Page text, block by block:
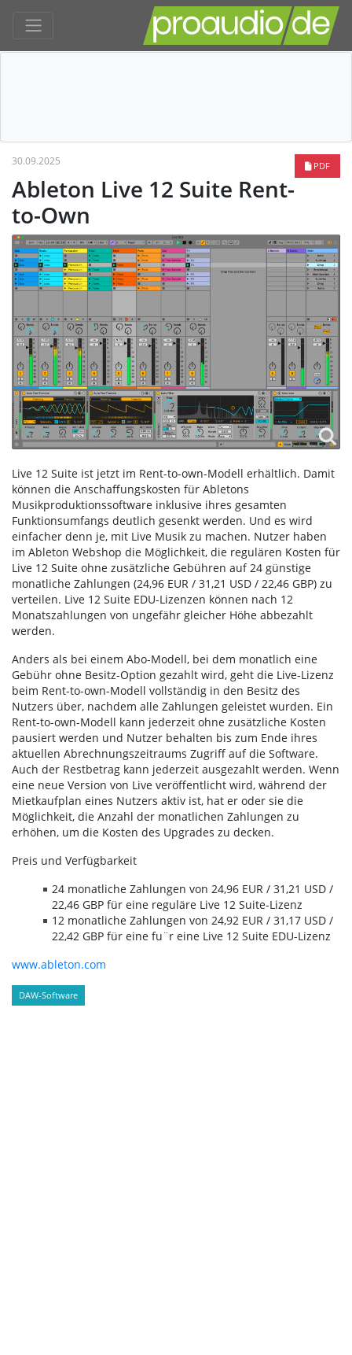
PDF
30.09.2025
Ableton Live 12 Suite Rent-
to-Own
Live 12 Suite ist jetzt im Rent-to-own-Modell erhältlich. Damit
können die Anschaffungskosten für Abletons
Musikproduktionssoftware inklusive ihres gesamten
Funktionsumfangs deutlich gesenkt werden. Und es wird
einfacher denn je, mit Live Musik zu machen. Nutzer haben
im Ableton Webshop die Möglichkeit, die regulären Kosten für
Live 12 Suite ohne zusätzliche Gebühren auf 24 günstige
monatliche Zahlungen (24,96 EUR / 31,21 USD / 22,46 GBP) zu
verteilen. Live 12 Suite EDU-Lizenzen können nach 12
Monatszahlungen von ungefähr gleicher Höhe abbezahlt
werden.
Anders als bei einem Abo-Modell, bei dem monatlich eine
Gebühr ohne Besitz-Option gezahlt wird, geht die Live-Lizenz
beim Rent-to-own-Modell vollständig in den Besitz des
Nutzers über, nachdem alle Zahlungen geleistet wurden. Ein
Rent-to-own-Modell kann jederzeit ohne zusätzliche Kosten
pausiert werden und Nutzer behalten bis zum Ende ihres
aktuellen Abrechnungszeitraums Zugriff auf die Software.
Auch der Restbetrag kann jederzeit ausgezahlt werden. Wenn
eine neue Version von Live veröffentlicht wird, während der
Mietkaufplan eines Nutzers aktiv ist, hat er oder sie die
Möglichkeit, die Anzahl der monatlichen Zahlungen zu
erhöhen, um die Kosten des Upgrades zu decken.
Preis und Verfügbarkeit
24 monatliche Zahlungen von 24,96 EUR / 31,21 USD /
22,46 GBP für eine reguläre Live 12 Suite-Lizenz
12 monatliche Zahlungen von 24,92 EUR / 31,17 USD /
22,42 GBP für eine fu¨r eine Live 12 Suite EDU-Lizenz
www.ableton.com
DAW-Software